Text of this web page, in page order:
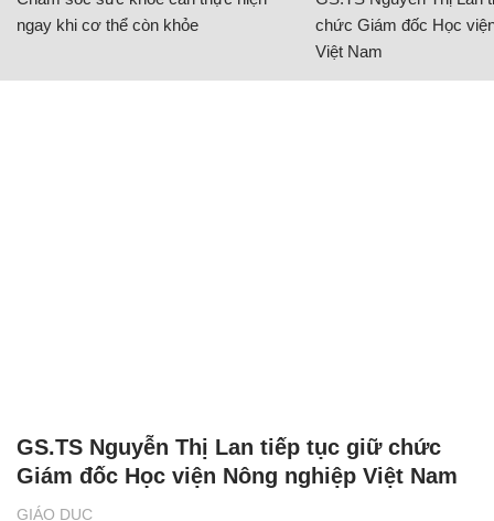
ngay khi cơ thể còn khỏe
chức Giám đốc Học
Việt Nam
GIÁO DỤC
GS.TS Nguyễn Thị Lan tiếp tục giữ chức
Giám đốc Học viện Nông nghiệp Việt Nam